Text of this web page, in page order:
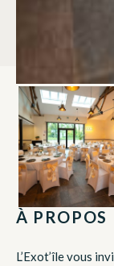
À PROPOS
L’Exot’île vous